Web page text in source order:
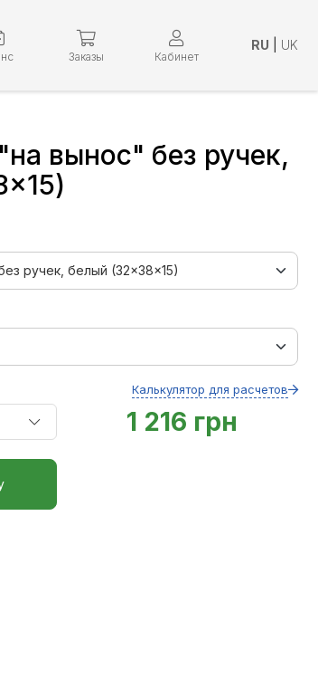
Заказы Кабинет
RU UK
вынос" без ручек,
Калькулятор для расчетов
1 216 грн